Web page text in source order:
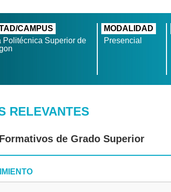
CAMPUS
Politécnica Superior de
MODALIDAD
Presencial
RELEVANTES
de Grado Superior